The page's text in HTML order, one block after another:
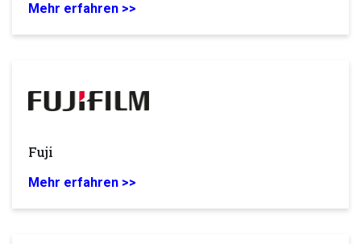
Mehr erfahren >>
Fuji
Mehr erfahren >>